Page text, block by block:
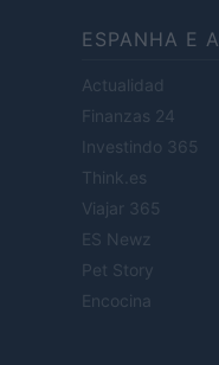
ESPANHA E
Actualidad
Finanzas 24
Investindo 365
Think.es
Viajar 365
ES Newz
Pet Story
Encocina